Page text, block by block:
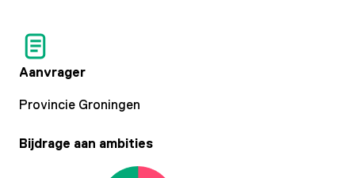
Aanvrager
Provincie Groningen
Bijdrage aan ambities